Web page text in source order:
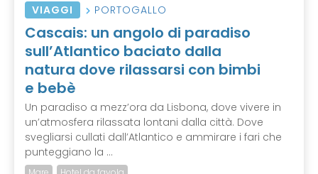
VIAGGI PORTOGALLO
Cascais: un angolo di paradiso
sull’Atlantico baciato dalla
natura dove rilassarsi con bimbi
e bebè
Un paradiso a mezz’ora da Lisbona, dove vivere in
un’atmosfera rilassata lontani dalla città. Dove
svegliarsi cullati dall’Atlantico e ammirare i fari che
punteggiano la ...